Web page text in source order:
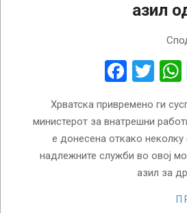
азил
Хрватска привремено ги
министерот за внатрешни
е донесена откако
надлежните служби во овој
азил за